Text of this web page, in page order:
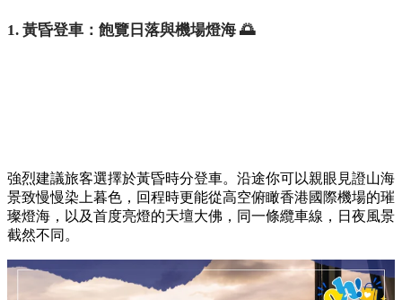
1. 黃昏登車：飽覽日落與機場燈海 🌅
強烈建議旅客選擇於黃昏時分登車。沿途你可以親眼見證山海
景致慢慢染上暮色，回程時更能從高空俯瞰香港國際機場的璀
璨燈海，以及首度亮燈的天壇大佛，同一條纜車線，日夜風景
截然不同。